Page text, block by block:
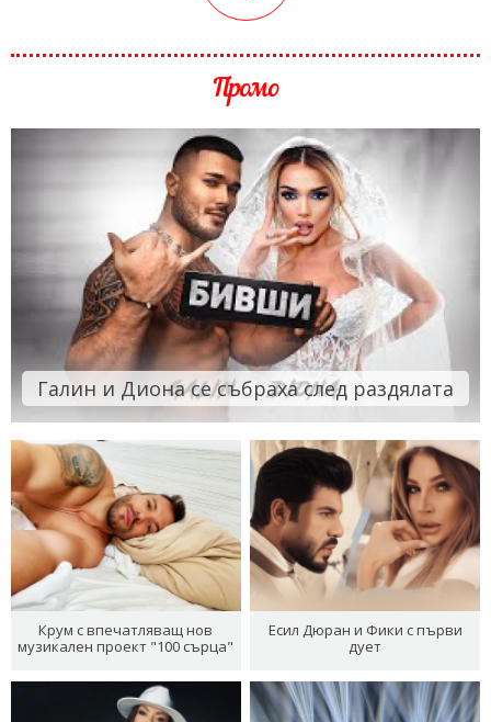
Промо
Галин и Диона се събраха след раздялата
Крум с впечатляващ нов
музикален проект "100 сърца"
Есил Дюран и Фики с първи
дует